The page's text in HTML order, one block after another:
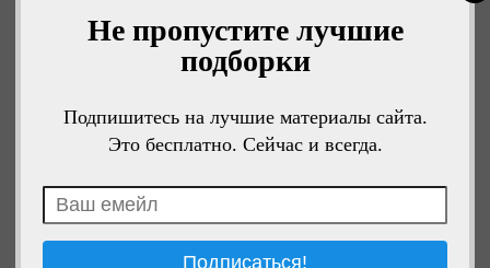
Не пропустите лучшие
подборки
Подпишитесь на лучшие материалы сайта.
Это бесплатно. Сейчас и всегда.